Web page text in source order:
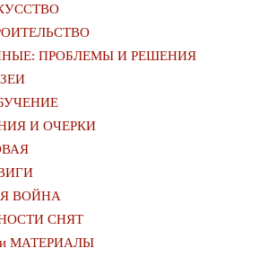
ПРОБЛЕМЫ И РЕШЕНИЯ
И ОЧЕРКИ
ВОЙНА
СНЯТ
МАТЕРИАЛЫ